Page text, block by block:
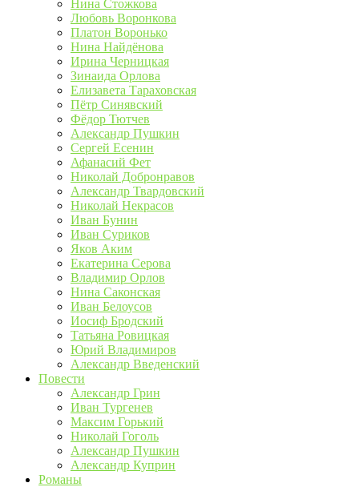
Нина Стожкова
Любовь Воронкова
Платон Воронько
Нина Найдёнова
Ирина Черницкая
Зинаида Орлова
Елизавета Тараховская
Пётр Синявский
Фёдор Тютчев
Александр Пушкин
Сергей Есенин
Афанасий Фет
Николай Добронравов
Александр Твардовский
Николай Некрасов
Иван Бунин
Иван Суриков
Яков Аким
Екатерина Серова
Владимир Орлов
Нина Саконская
Иван Белоусов
Иосиф Бродский
Татьяна Ровицкая
Юрий Владимиров
Александр Введенский
Повести
Александр Грин
Иван Тургенев
Максим Горький
Николай Гоголь
Александр Пушкин
Александр Куприн
Романы